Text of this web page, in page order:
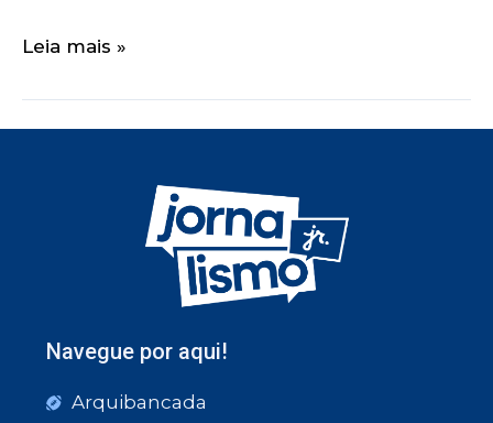
Leia mais »
Navegue por aqui!
Arquibancada